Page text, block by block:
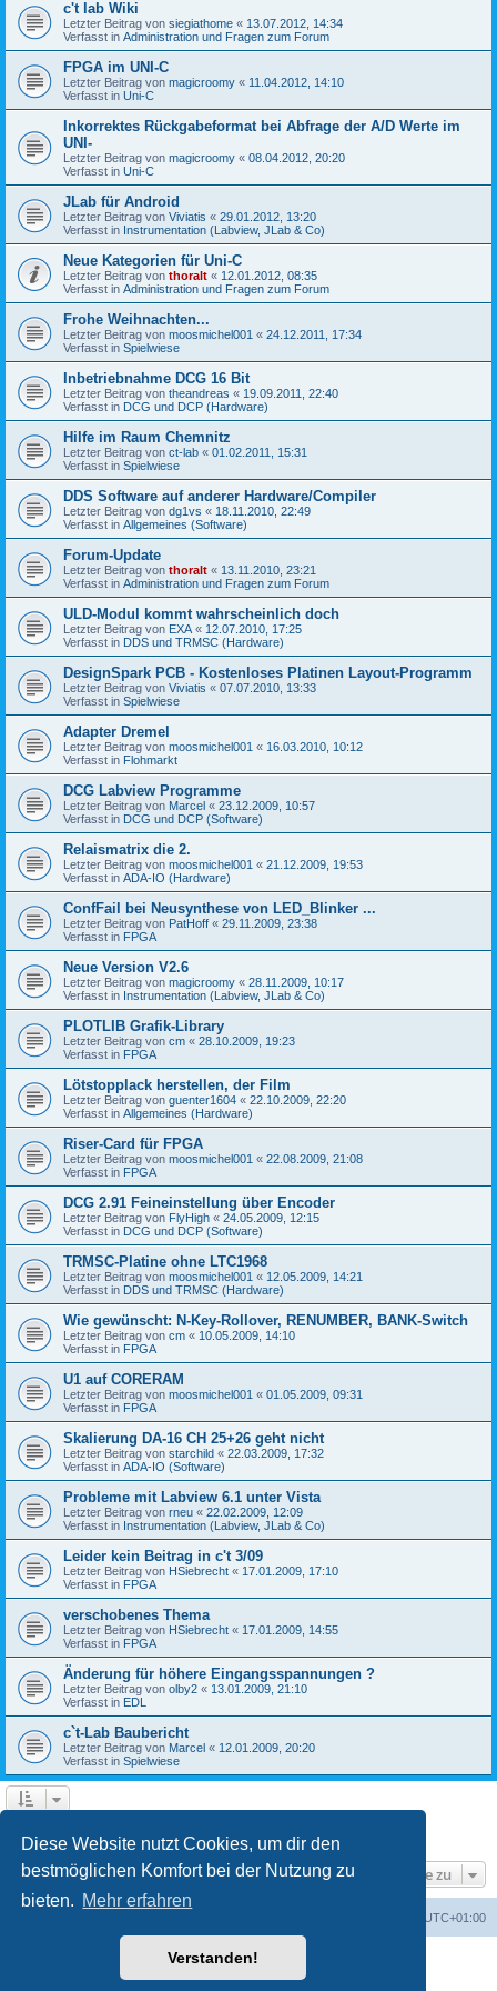
Diese Website nutzt Cookies, um dir den
bestmöglichen Komfort bei der Nutzung zu
bieten. Mehr erfahren
Verstanden!
c't lab Wiki
Letzter Beitrag von siegiathome « 13.07.2012, 14:34
Verfasst in Administration und Fragen zum Forum
FPGA im UNI-C
Letzter Beitrag von magicroomy « 11.04.2012, 14:10
Verfasst in Uni-C
Inkorrektes Rückgabeformat bei Abfrage der A/D Werte im
UNI-
Letzter Beitrag von magicroomy « 08.04.2012, 20:20
Verfasst in Uni-C
JLab für Android
Letzter Beitrag von Viviatis « 29.01.2012, 13:20
Verfasst in Instrumentation (Labview, JLab & Co)
Neue Kategorien für Uni-C
Letzter Beitrag von thoralt « 12.01.2012, 08:35
Verfasst in Administration und Fragen zum Forum
Frohe Weihnachten...
Letzter Beitrag von moosmichel001 « 24.12.2011, 17:34
Verfasst in Spielwiese
Inbetriebnahme DCG 16 Bit
Letzter Beitrag von theandreas « 19.09.2011, 22:40
Verfasst in DCG und DCP (Hardware)
Hilfe im Raum Chemnitz
Letzter Beitrag von ct-lab « 01.02.2011, 15:31
Verfasst in Spielwiese
DDS Software auf anderer Hardware/Compiler
Letzter Beitrag von dg1vs « 18.11.2010, 22:49
Verfasst in Allgemeines (Software)
Forum-Update
Letzter Beitrag von thoralt « 13.11.2010, 23:21
Verfasst in Administration und Fragen zum Forum
ULD-Modul kommt wahrscheinlich doch
Letzter Beitrag von EXA « 12.07.2010, 17:25
Verfasst in DDS und TRMSC (Hardware)
DesignSpark PCB - Kostenloses Platinen Layout-Programm
Letzter Beitrag von Viviatis « 07.07.2010, 13:33
Verfasst in Spielwiese
Adapter Dremel
Letzter Beitrag von moosmichel001 « 16.03.2010, 10:12
Verfasst in Flohmarkt
DCG Labview Programme
Letzter Beitrag von Marcel « 23.12.2009, 10:57
Verfasst in DCG und DCP (Software)
Relaismatrix die 2.
Letzter Beitrag von moosmichel001 « 21.12.2009, 19:53
Verfasst in ADA-IO (Hardware)
ConfFail bei Neusynthese von LED_Blinker ...
Letzter Beitrag von PatHoff « 29.11.2009, 23:38
Verfasst in FPGA
Neue Version V2.6
Letzter Beitrag von magicroomy « 28.11.2009, 10:17
Verfasst in Instrumentation (Labview, JLab & Co)
PLOTLIB Grafik-Library
Letzter Beitrag von cm « 28.10.2009, 19:23
Verfasst in FPGA
Lötstopplack herstellen, der Film
Letzter Beitrag von guenter1604 « 22.10.2009, 22:20
Verfasst in Allgemeines (Hardware)
Riser-Card für FPGA
Letzter Beitrag von moosmichel001 « 22.08.2009, 21:08
Verfasst in FPGA
DCG 2.91 Feineinstellung über Encoder
Letzter Beitrag von FlyHigh « 24.05.2009, 12:15
Verfasst in DCG und DCP (Software)
TRMSC-Platine ohne LTC1968
Letzter Beitrag von moosmichel001 « 12.05.2009, 14:21
Verfasst in DDS und TRMSC (Hardware)
Wie gewünscht: N-Key-Rollover, RENUMBER, BANK-Switch
Letzter Beitrag von cm « 10.05.2009, 14:10
Verfasst in FPGA
U1 auf CORERAM
Letzter Beitrag von moosmichel001 « 01.05.2009, 09:31
Verfasst in FPGA
Skalierung DA-16 CH 25+26 geht nicht
Letzter Beitrag von starchild « 22.03.2009, 17:32
Verfasst in ADA-IO (Software)
Probleme mit Labview 6.1 unter Vista
Letzter Beitrag von rneu « 22.02.2009, 12:09
Verfasst in Instrumentation (Labview, JLab & Co)
Leider kein Beitrag in c't 3/09
Letzter Beitrag von HSiebrecht « 17.01.2009, 17:10
Verfasst in FPGA
verschobenes Thema
Letzter Beitrag von HSiebrecht « 17.01.2009, 14:55
Verfasst in FPGA
Änderung für höhere Eingangsspannungen ?
Letzter Beitrag von olby2 « 13.01.2009, 21:10
Verfasst in EDL
c`t-Lab Baubericht
Letzter Beitrag von Marcel « 12.01.2009, 20:20
Verfasst in Spielwiese
Gehe zu
UTC+01:00
Powered byphpBB® Forum Software © phpBB Limited
phpBB.de